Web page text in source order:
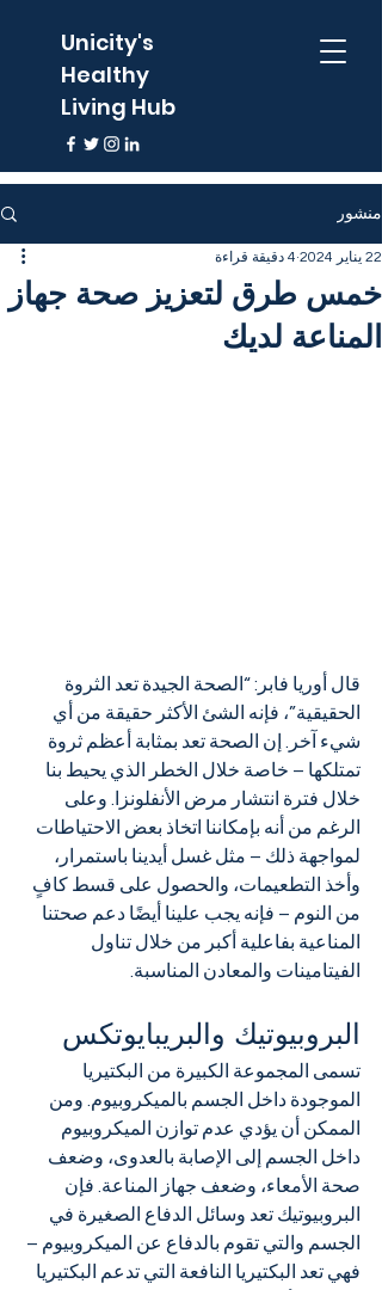
Unicity's
Healthy
Living Hub
منشور
خمس طرق لتعزيز صحة جهاز
المناعة لديك
22 يناير 2024 4 دقيقة قراءة
قال أوريا فابر: “الصحة الجيدة تعد الثروة
الحقيقية”، فإنه الشئ الأكثر حقيقة من أي
شيء آخر. إن الصحة تعد بمثابة أعظم ثروة
تمتلكها – خاصة خلال الخطر الذي يحيط بنا
خلال فترة انتشار مرض الأنفلونزا. وعلى
الرغم من أنه بإمكاننا اتخاذ بعض الاحتياطات
لمواجهة ذلك – مثل غسل أيدينا باستمرار،
وأخذ التطعيمات، والحصول على قسط كافٍ
من النوم – فإنه يجب علينا أيضًا دعم صحتنا
المناعية بفاعلية أكبر من خلال تناول
الفيتامينات والمعادن المناسبة.
البروبيوتيك والبريبايوتكس
تسمى المجموعة الكبيرة من البكتيريا
الموجودة داخل الجسم بالميكروبيوم. ومن
الممكن أن يؤدي عدم توازن الميكروبيوم
داخل الجسم إلى الإصابة بالعدوى، وضعف
صحة الأمعاء، وضعف جهاز المناعة. فإن
البروبيوتيك تعد وسائل الدفاع الصغيرة في
الجسم والتي تقوم بالدفاع عن الميكروبيوم –
فهي تعد البكتيريا النافعة التي تدعم البكتيريا